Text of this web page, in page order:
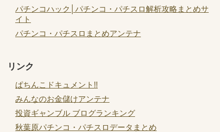
パチンコハック│パチンコ・パチスロ解析攻略まとめサ
イト
パチンコ・パチスロまとめアンテナ
リンク
ぱちんこドキュメント!!
みんなのお金儲けアンテナ
投資ギャンブル ブログランキング
秋葉原パチンコ・パチスロデータまとめ